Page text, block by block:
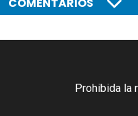
COMENTARIOS
Prohibida la